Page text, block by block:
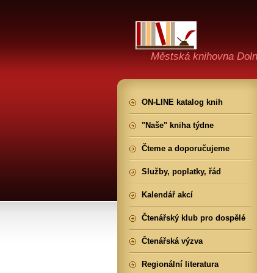
Městská knihovna
ON-LINE katalog knih
"Naše" kniha týdne
Čteme a doporučujeme
Služby, poplatky, řád
Kalendář akcí
Čtenářský klub pro dospělé
Čtenářská výzva
Regionální literatura